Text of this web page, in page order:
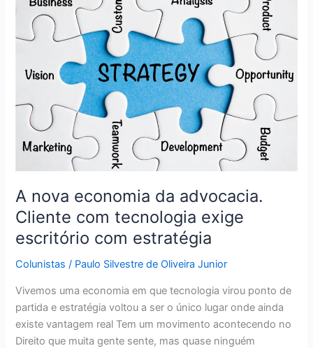
A nova economia da advocacia.
Cliente com tecnologia exige
escritório com estratégia
Colunistas / Paulo Silvestre de Oliveira Junior
Vivemos uma economia em que tecnologia virou ponto de
partida e estratégia voltou a ser o único lugar onde ainda
existe vantagem real Tem um movimento acontecendo no
Direito que muita gente sente, mas quase ninguém
nova
economia
da
Cliente
tecnologia
exige
escritório
estratégia